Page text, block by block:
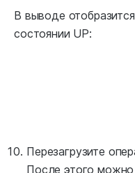
В выводе
состоянии UP:
Перезагрузите
После этого можно